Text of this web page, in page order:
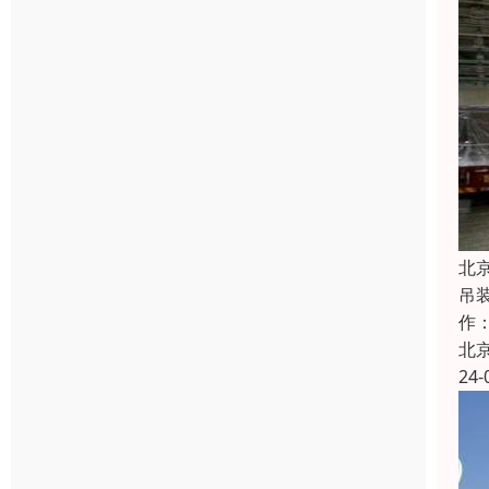
北
吊
作
北
24-